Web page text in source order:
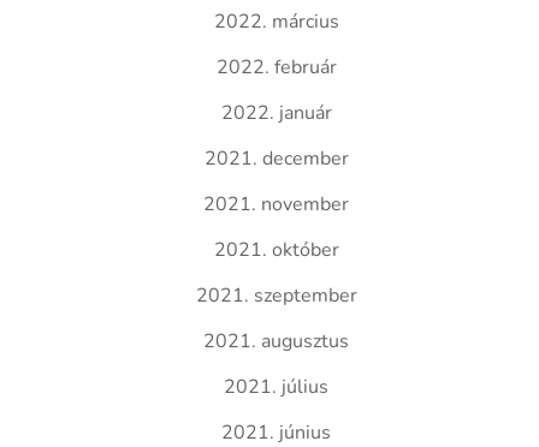
2022. március
2022. február
2022. január
2021. december
2021. november
2021. október
2021. szeptember
2021. augusztus
2021. július
2021. június